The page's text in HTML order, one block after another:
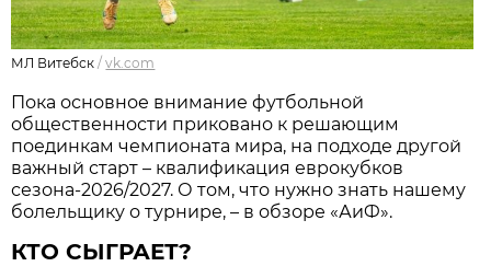
МЛ Витебск /vk.com
Пока основное внимание футбольной
общественности приковано к решающим
поединкам чемпионата мира, на подходе другой
важный старт – квалификация еврокубков
сезона-2026/2027. О том, что нужно знать нашему
болельщику о турнире, – в обзоре «АиФ».
КТО СЫГРАЕТ?